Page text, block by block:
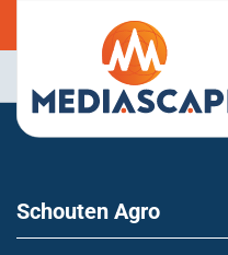
Schouten Agro